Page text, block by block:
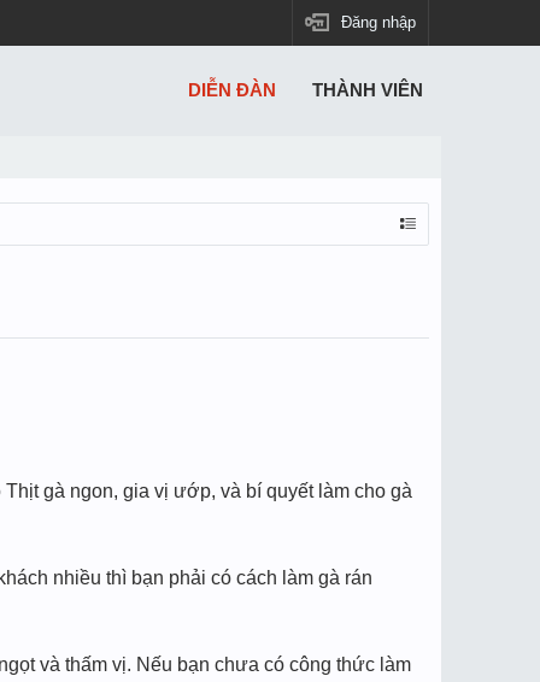
Đăng nhập
gà ngon, gia vị ướp, và bí quyết làm cho gà
nhiều thì bạn phải có cách làm gà rán
và thấm vị. Nếu bạn chưa có công thức làm
DIỄN ĐÀN THÀNH VIÊN